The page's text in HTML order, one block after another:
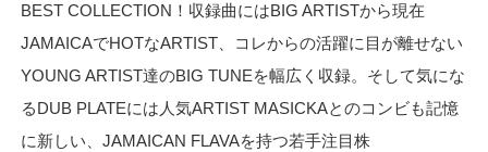
BEST COLLECTION！収録曲にはBIG ARTISTから現在
JAMAICAでHOTなARTIST、コレからの活躍に目が離せない
YOUNG ARTIST達のBIG TUNEを幅広く収録。そして気にな
るDUB PLATEには人気ARTIST MASICKAとのコンビも記憶
に新しい、JAMAICAN FLAVAを持つ若手注目株